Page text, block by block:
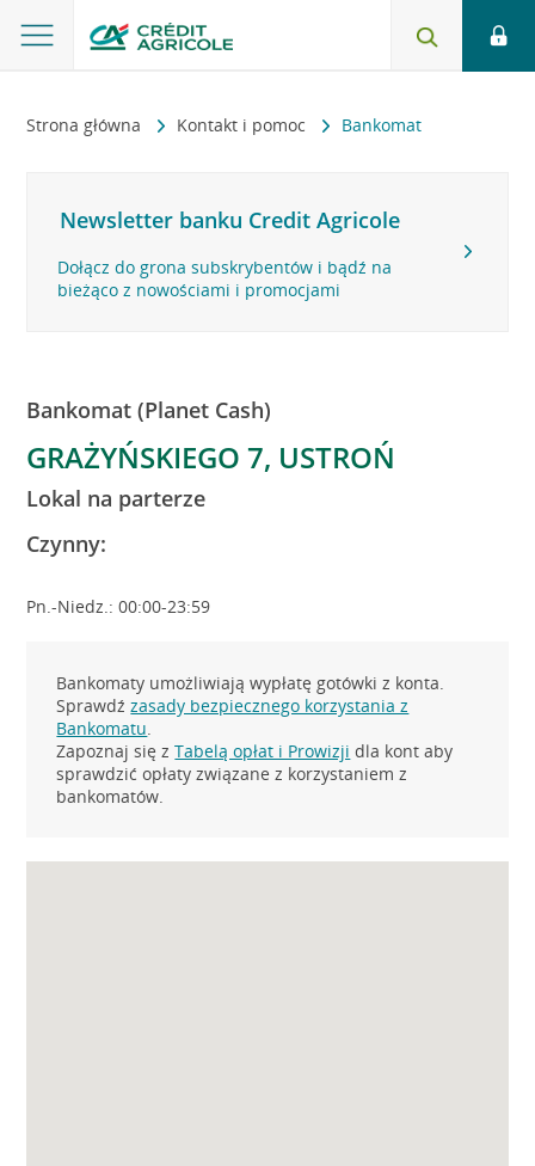
Strona główna Kontakt i pomoc Bankomat
Newsletter banku Credit Agricole
Dołącz do grona subskrybentów i bądź na
bieżąco z nowościami i promocjami
Bankomat (Planet Cash)
GRAŻYŃSKIEGO 7, USTROŃ
Lokal na parterze
Czynny:
Pn.-Niedz.: 00:00-23:59
Bankomaty umożliwiają wypłatę gotówki z konta.
Sprawdźzasady bezpiecznego korzystania z
Bankomatu.
Zapoznaj się zTabelą opłat i Prowizji dla kont aby
sprawdzić opłaty związane z korzystaniem z
bankomatów.